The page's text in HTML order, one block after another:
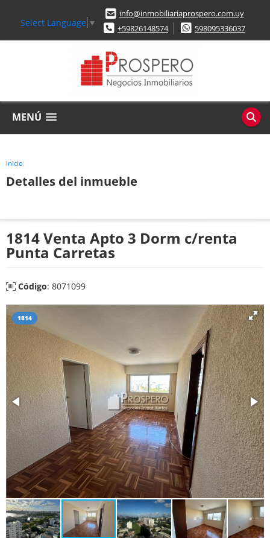
Select Language ▼
info@inmobiliariaprospero.com.uy
+59826148574
598095336037
MENÚ
Inicio
Detalles del inmueble
1814 Venta Apto 3 Dorm c/renta
Punta Carretas
Código: 8071099
1814